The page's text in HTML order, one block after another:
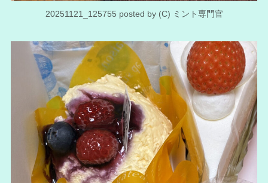
20251121_125755 posted by (C) ミント専門官